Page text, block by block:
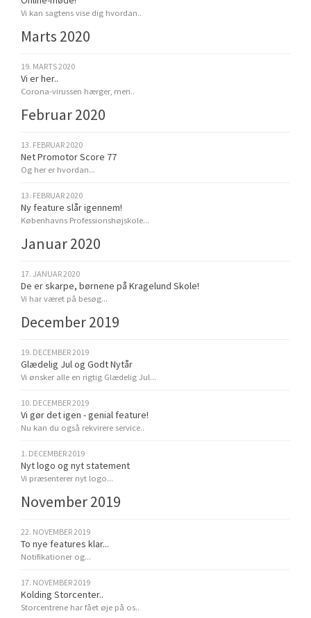
Vi kan sagtens vise dig hvordan..
Marts 2020
19. MARTS 2020
Vi er her..
Corona-virussen hærger, men..
Februar 2020
13. FEBRUAR 2020
Net Promotor Score 77
Og her er hvordan...
13. FEBRUAR 2020
Ny feature slår igennem!
Københavns Professionshøjskole...
Januar 2020
17. JANUAR 2020
De er skarpe, børnene på Kragelund Skole!
Vi har været på besøg...
December 2019
19. DECEMBER 2019
Glædelig Jul og Godt Nytår
Vi ønsker alle en rigtig Glædelig Jul...
10. DECEMBER 2019
Vi gør det igen - genial feature!
Nu kan du også rekvirere service..
1. DECEMBER 2019
Nyt logo og nyt statement
Vi præsenterer nyt logo...
November 2019
22. NOVEMBER 2019
To nye features klar...
Notifikationer og...
17. NOVEMBER 2019
Kolding Storcenter..
Storcentrene har fået øje på os..